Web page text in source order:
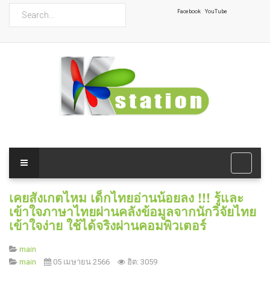
Facebook YouTube
เคยสังเกตไหม เด็กไทยอ่านน้อยลง !!! รู้และ
เข้าใจภาษาไทยผ่านคลังข้อมูลจากนักวิจัยไทย
เข้าใจง่าย ใช้ได้จริงผ่านคอมพิวเตอร์
main
main
05 เมษายน 2566 ฮิต: 3059